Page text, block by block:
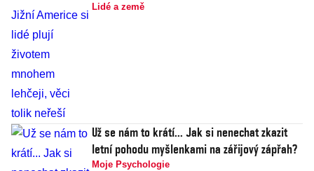
Lidé a země
Už se nám to krátí... Jak si nenechat zkazit
letní pohodu myšlenkami na zářijový zápřah?
Moje Psychologie